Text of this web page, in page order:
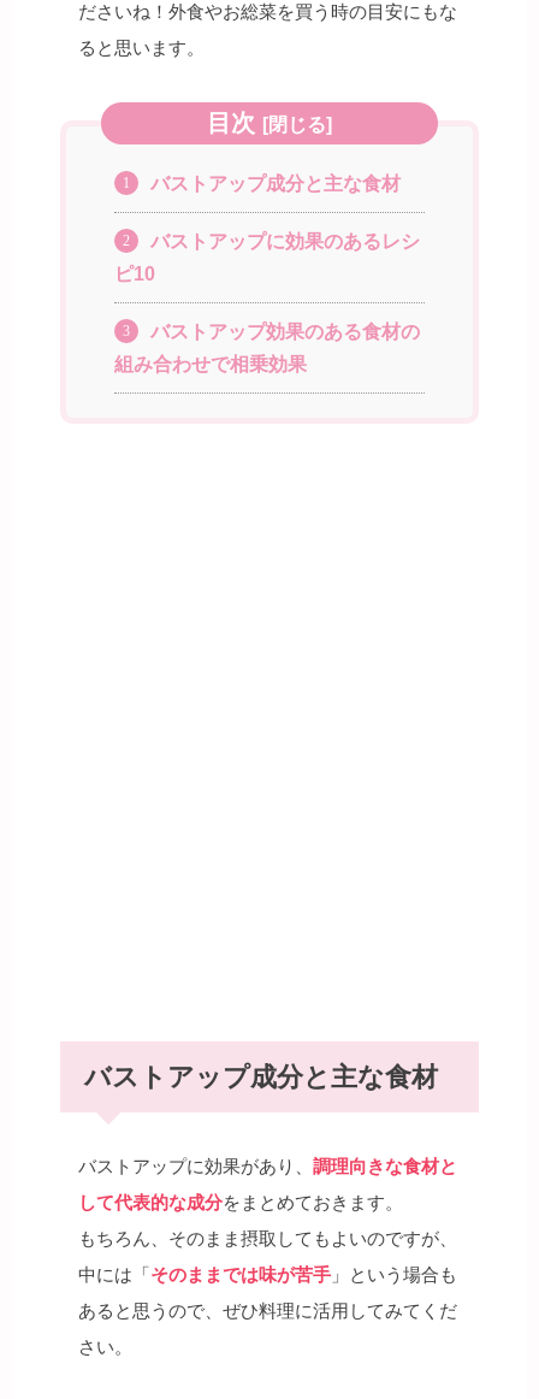
ださいね！外食やお総菜を買う時の目安にもな
ると思います。
目次 [閉じる]
1 バストアップ成分と主な食材
2
バストアップに効果のあるレシ
ピ10
3
バストアップ効果のある食材の
組み合わせで相乗効果
バストアップ成分と主な食材
バストアップに効果があり、 調理向きな食材と
して代表的な成分をまとめておきます。
もちろん、そのまま摂取してもよいのですが、
中には「そのままでは味が苦手 」という場合も
あると思うので、ぜひ料理に活用してみてくだ
さい。